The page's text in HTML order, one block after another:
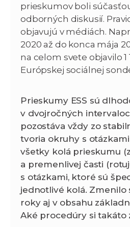
prieskumov boli
odborných diskusií.
objavujú v médiách.
2020 až do konca mája
na celom svete objavilo 1
Európskej sociálnej
Prieskumy ESS sú
v dvojročných
pozostáva vždy zo
tvoria okruhy s
všetky kolá prieskumu
a premenlivej časti
s otázkami, ktoré sú
jednotlivé kolá. Zmenilo
roky aj v obsahu
Aké procedúry si takáto